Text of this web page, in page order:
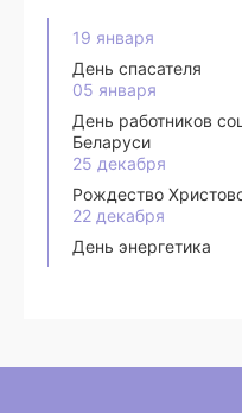
19 января
День спасателя
05 января
День работников
Беларуси
25 декабря
Рождество
22 декабря
День энергетика